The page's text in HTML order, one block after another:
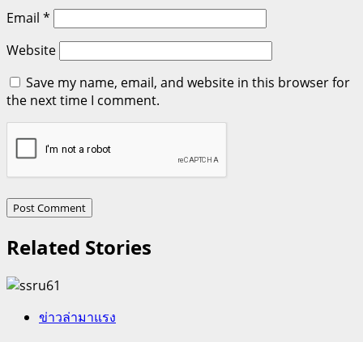
Email *
Website
Save my name, email, and website in this browser for
the next time I comment.
Related Stories
ข่าวล่ามาแรง